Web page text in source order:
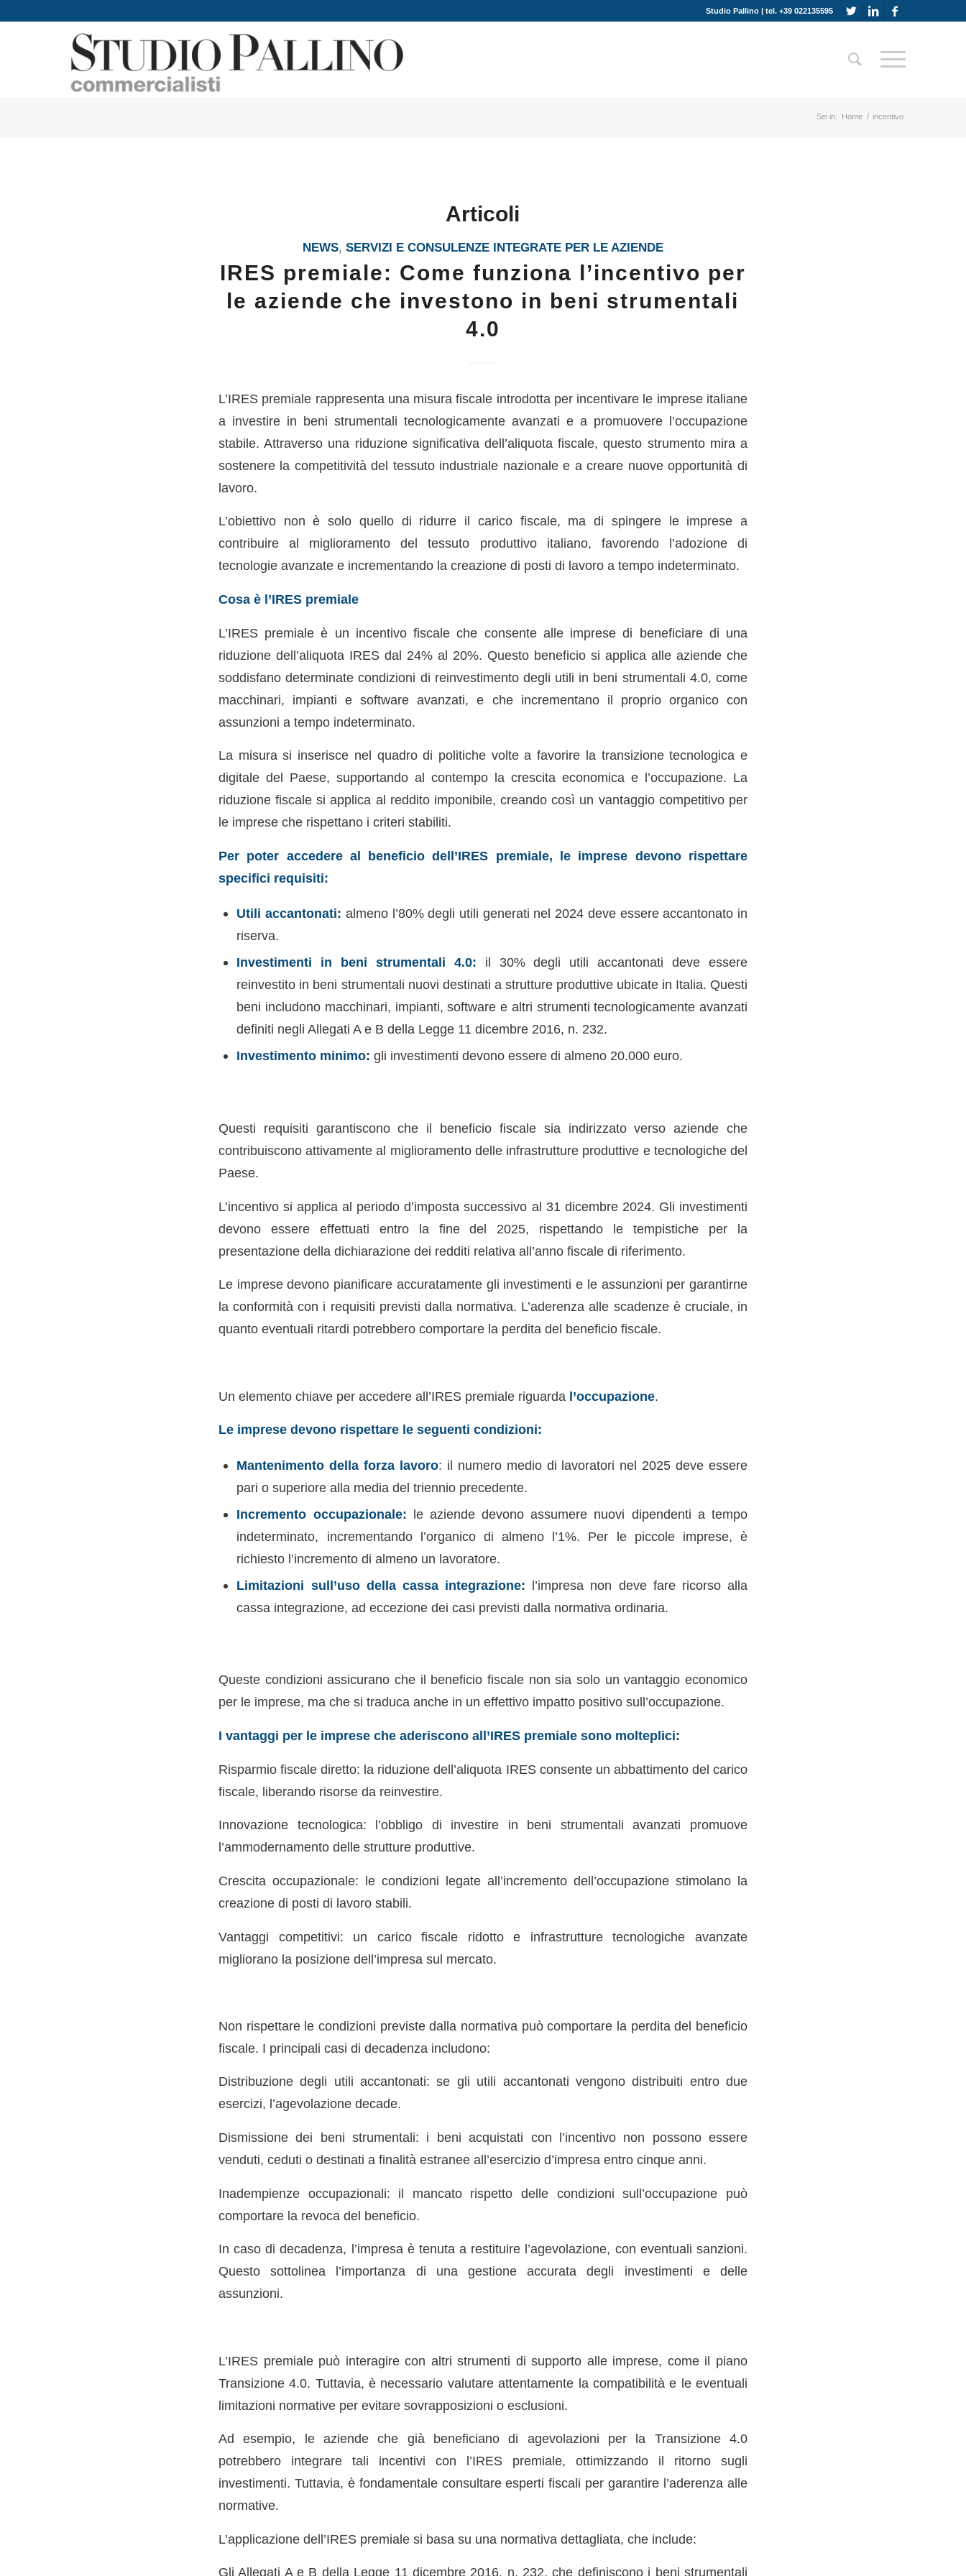
Studio Pallino | tel. +39 022135595
Sei in: Home / incentivo
Articoli
NEWS, SERVIZI E CONSULENZE INTEGRATE PER LE AZIENDE
IRES premiale: Come funziona l’incentivo per
le aziende che investono in beni strumentali
4.0
L’IRES premiale rappresenta una misura fiscale introdotta per incentivare le imprese italiane
a investire in beni strumentali tecnologicamente avanzati e a promuovere l’occupazione
stabile. Attraverso una riduzione significativa dell’aliquota fiscale, questo strumento mira a
sostenere la competitività del tessuto industriale nazionale e a creare nuove opportunità di
lavoro.
L’obiettivo non è solo quello di ridurre il carico fiscale, ma di spingere le imprese a
contribuire al miglioramento del tessuto produttivo italiano, favorendo l’adozione di
tecnologie avanzate e incrementando la creazione di posti di lavoro a tempo indeterminato.
Cosa è l’IRES premiale
L’IRES premiale è un incentivo fiscale che consente alle imprese di beneficiare di una
riduzione dell’aliquota IRES dal 24% al 20%. Questo beneficio si applica alle aziende che
soddisfano determinate condizioni di reinvestimento degli utili in beni strumentali 4.0, come
macchinari, impianti e software avanzati, e che incrementano il proprio organico con
assunzioni a tempo indeterminato.
La misura si inserisce nel quadro di politiche volte a favorire la transizione tecnologica e
digitale del Paese, supportando al contempo la crescita economica e l’occupazione. La
riduzione fiscale si applica al reddito imponibile, creando così un vantaggio competitivo per
le imprese che rispettano i criteri stabiliti.
Per poter accedere al beneficio dell’IRES premiale, le imprese devono rispettare
specifici requisiti:
Utili accantonati: almeno l’80% degli utili generati nel 2024 deve essere accantonato in
riserva.
Investimenti in beni strumentali 4.0: il 30% degli utili accantonati deve essere
reinvestito in beni strumentali nuovi destinati a strutture produttive ubicate in Italia. Questi
beni includono macchinari, impianti, software e altri strumenti tecnologicamente avanzati
definiti negli Allegati A e B della Legge 11 dicembre 2016, n. 232.
Investimento minimo: gli investimenti devono essere di almeno 20.000 euro.
Questi requisiti garantiscono che il beneficio fiscale sia indirizzato verso aziende che
contribuiscono attivamente al miglioramento delle infrastrutture produttive e tecnologiche del
Paese.
L’incentivo si applica al periodo d’imposta successivo al 31 dicembre 2024. Gli investimenti
devono essere effettuati entro la fine del 2025, rispettando le tempistiche per la
presentazione della dichiarazione dei redditi relativa all’anno fiscale di riferimento.
Le imprese devono pianificare accuratamente gli investimenti e le assunzioni per garantirne
la conformità con i requisiti previsti dalla normativa. L’aderenza alle scadenze è cruciale, in
quanto eventuali ritardi potrebbero comportare la perdita del beneficio fiscale.
Un elemento chiave per accedere all’IRES premiale riguarda l’occupazione.
Le imprese devono rispettare le seguenti condizioni:
Mantenimento della forza lavoro: il numero medio di lavoratori nel 2025 deve essere
pari o superiore alla media del triennio precedente.
Incremento occupazionale: le aziende devono assumere nuovi dipendenti a tempo
indeterminato, incrementando l’organico di almeno l’1%. Per le piccole imprese, è
richiesto l’incremento di almeno un lavoratore.
Limitazioni sull’uso della cassa integrazione: l’impresa non deve fare ricorso alla
cassa integrazione, ad eccezione dei casi previsti dalla normativa ordinaria.
Queste condizioni assicurano che il beneficio fiscale non sia solo un vantaggio economico
per le imprese, ma che si traduca anche in un effettivo impatto positivo sull’occupazione.
I vantaggi per le imprese che aderiscono all’IRES premiale sono molteplici:
Risparmio fiscale diretto: la riduzione dell’aliquota IRES consente un abbattimento del carico
fiscale, liberando risorse da reinvestire.
Innovazione tecnologica: l’obbligo di investire in beni strumentali avanzati promuove
l’ammodernamento delle strutture produttive.
Crescita occupazionale: le condizioni legate all’incremento dell’occupazione stimolano la
creazione di posti di lavoro stabili.
Vantaggi competitivi: un carico fiscale ridotto e infrastrutture tecnologiche avanzate
migliorano la posizione dell’impresa sul mercato.
Non rispettare le condizioni previste dalla normativa può comportare la perdita del beneficio
fiscale. I principali casi di decadenza includono:
Distribuzione degli utili accantonati: se gli utili accantonati vengono distribuiti entro due
esercizi, l’agevolazione decade.
Dismissione dei beni strumentali: i beni acquistati con l’incentivo non possono essere
venduti, ceduti o destinati a finalità estranee all’esercizio d’impresa entro cinque anni.
Inadempienze occupazionali: il mancato rispetto delle condizioni sull’occupazione può
comportare la revoca del beneficio.
In caso di decadenza, l’impresa è tenuta a restituire l’agevolazione, con eventuali sanzioni.
Questo sottolinea l’importanza di una gestione accurata degli investimenti e delle
assunzioni.
L’IRES premiale può interagire con altri strumenti di supporto alle imprese, come il piano
Transizione 4.0. Tuttavia, è necessario valutare attentamente la compatibilità e le eventuali
limitazioni normative per evitare sovrapposizioni o esclusioni.
Ad esempio, le aziende che già beneficiano di agevolazioni per la Transizione 4.0
potrebbero integrare tali incentivi con l’IRES premiale, ottimizzando il ritorno sugli
investimenti. Tuttavia, è fondamentale consultare esperti fiscali per garantire l’aderenza alle
normative.
L’applicazione dell’IRES premiale si basa su una normativa dettagliata, che include:
Gli Allegati A e B della Legge 11 dicembre 2016, n. 232, che definiscono i beni strumentali